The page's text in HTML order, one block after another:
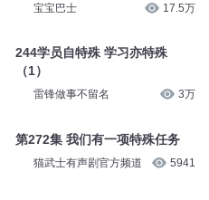
宝宝巴士 17.5万
244学员自特殊 学习亦特殊
（1）
雷锋做事不留名 3万
第272集 我们有一项特殊任务
猫武士有声剧官方频道 5941